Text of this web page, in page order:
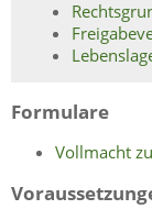
Formulare
Vollmacht